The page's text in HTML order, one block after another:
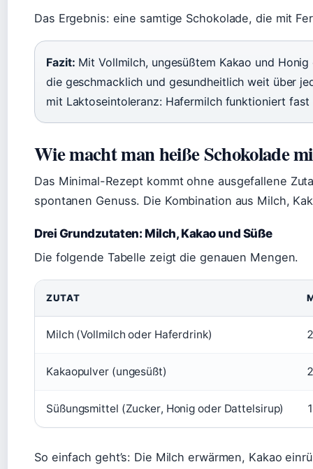
Das Ergebnis: eine samtige Schokolade, die mit
Fazit: Mit Vollmilch, ungesüßtem Kakao und
die geschmacklich und gesundheitlich weit über
mit Laktoseintoleranz: Hafermilch funktioniert fast
Wie macht man heiße Schokolade
Das Minimal-Rezept kommt ohne ausgefallene
spontanen Genuss. Die Kombination aus Milch,
Drei Grundzutaten: Milch, Kakao und Süße
Die folgende Tabelle zeigt die genauen Mengen.
ZUTAT
Milch (Vollmilch oder Haferdrink)
Kakaopulver (ungesüßt)
Süßungsmittel (Zucker, Honig oder Dattelsirup)
So einfach geht’s: Die Milch erwärmen, Kakao